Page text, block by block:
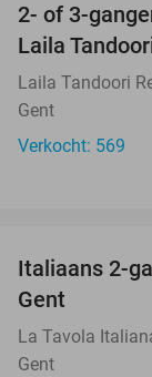
2- of 3-
Laila
Laila Tandoori
Gent
Verkocht: 569
Italiaans 2-
Gent
La Tavola
Gent